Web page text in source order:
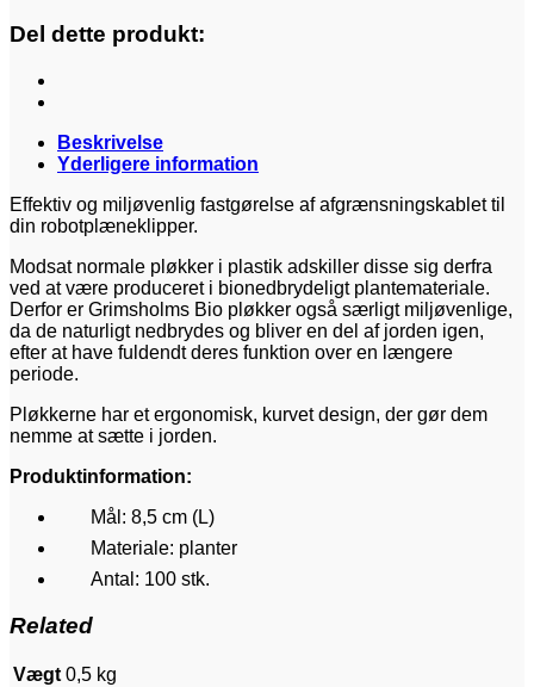
Del dette produkt:
Beskrivelse
Yderligere information
Effektiv og miljøvenlig fastgørelse af afgrænsningskablet til
din robotplæneklipper.
Modsat normale pløkker i plastik adskiller disse sig derfra
ved at være produceret i bionedbrydeligt plantemateriale.
Derfor er Grimsholms Bio pløkker også særligt miljøvenlige,
da de naturligt nedbrydes og bliver en del af jorden igen,
efter at have fuldendt deres funktion over en længere
periode.
Pløkkerne har et ergonomisk, kurvet design, der gør dem
nemme at sætte i jorden.
Produktinformation:
Mål: 8,5 cm (L)
Materiale: planter
Antal: 100 stk.
Related
Vægt 0,5 kg